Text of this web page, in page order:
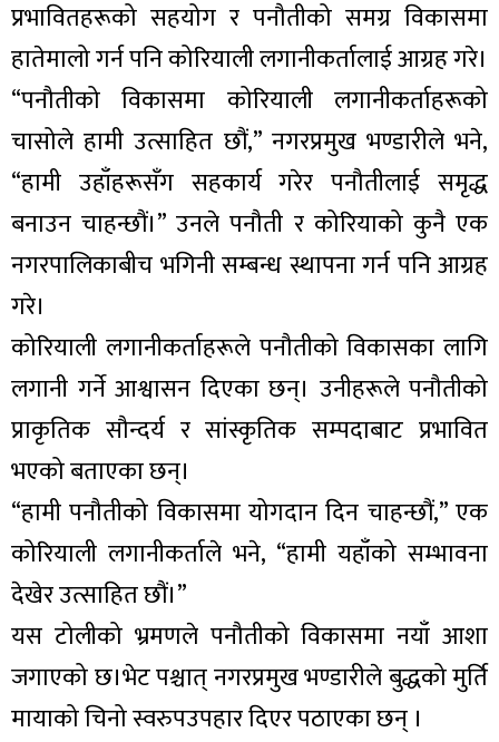
प्रभावितहरूको सहयोग र पनौतीको समग्र विकासमा
हातेमालो गर्न पनि कोरियाली लगानीकर्तालाई आग्रह गरे।
“पनौतीको विकासमा कोरियाली लगानीकर्ताहरूको
चासोले हामी उत्साहित छौं,” नगरप्रमुख भण्डारीले भने,
“हामी उहाँहरूसँग सहकार्य गरेर पनौतीलाई समृद्ध
बनाउन चाहन्छौं।” उनले पनौती र कोरियाको कुनै एक
नगरपालिकाबीच भगिनी सम्बन्ध स्थापना गर्न पनि आग्रह
गरे।
कोरियाली लगानीकर्ताहरूले पनौतीको विकासका लागि
लगानी गर्ने आश्वासन दिएका छन्। उनीहरूले पनौतीको
प्राकृतिक सौन्दर्य र सांस्कृतिक सम्पदाबाट प्रभावित
भएको बताएका छन्।
“हामी पनौतीको विकासमा योगदान दिन चाहन्छौं,” एक
कोरियाली लगानीकर्ताले भने, “हामी यहाँको सम्भावना
देखेर उत्साहित छौं।”
यस टोलीको भ्रमणले पनौतीको विकासमा नयाँ आशा
जगाएको छ।भेट पश्चात् नगरप्रमुख भण्डारीले बुद्धको मुर्ति
मायाको चिनो स्वरुपउपहार दिएर पठाएका छन् ।